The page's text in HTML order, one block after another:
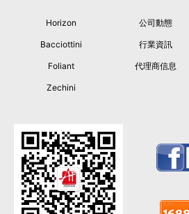
Horizon
Bacciottini
Foliant
Zechini
公司動態
行業資訊
代理商信息